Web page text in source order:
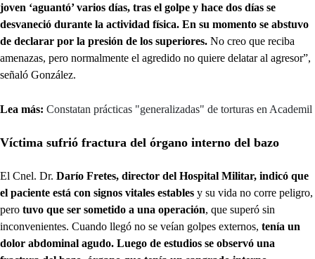
joven ‘aguantó’ varios días, tras el golpe y hace dos días se
desvaneció durante la actividad física. En su momento se abstuvo
de declarar por la presión de los superiores. No creo que reciba
amenazas, pero normalmente el agredido no quiere delatar al agresor”,
señaló González.
Lea más: Constatan prácticas "generalizadas" de torturas en Academil
Víctima sufrió fractura del órgano interno del bazo
El Cnel. Dr. Darío Fretes, director del Hospital Militar, indicó que
el paciente está con signos vitales estables y su vida no corre peligro,
pero tuvo que ser sometido a una operación, que superó sin
inconvenientes. Cuando llegó no se veían golpes externos, tenía un
dolor abdominal agudo. Luego de estudios se observó una